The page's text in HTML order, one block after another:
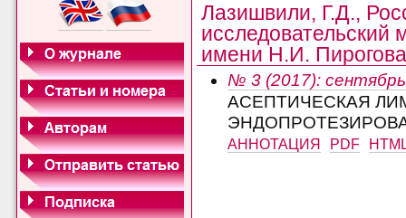
Лазишвили, Г.Д.,
исследовательский
имени Н.И.
№ 3 (2017): сентябрь
АСЕПТИЧЕСКАЯ
АННОТАЦИЯ PDF